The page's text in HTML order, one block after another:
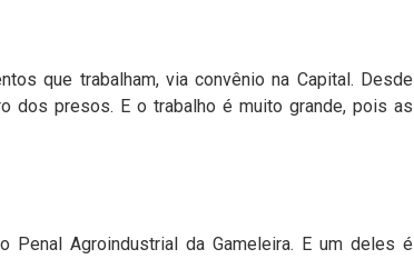
que trabalham, via convênio na Capital. Desde
dos presos. E o trabalho é muito grande, pois as
Penal Agroindustrial da Gameleira. E um deles é